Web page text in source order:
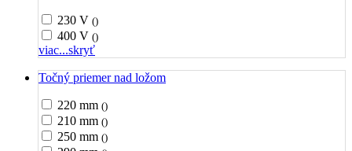
230 V ()
400 V ()
viac...skryť
Točný priemer nad ložom
220 mm ()
210 mm ()
250 mm ()